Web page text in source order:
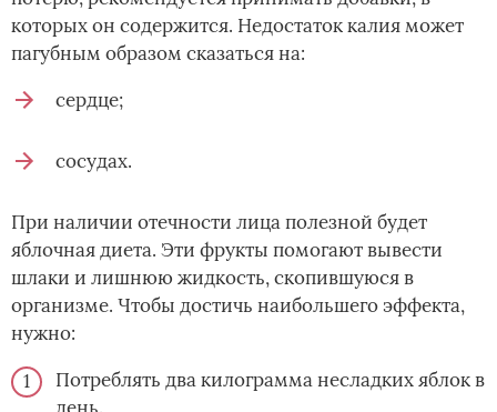
которых он содержится. Недостаток калия может
пагубным образом сказаться на:
сердце;
сосудах.
При наличии отечности лица полезной будет
яблочная диета. Эти фрукты помогают вывести
шлаки и лишнюю жидкость, скопившуюся в
организме. Чтобы достичь наибольшего эффекта,
нужно:
Потреблять два килограмма несладких яблок в